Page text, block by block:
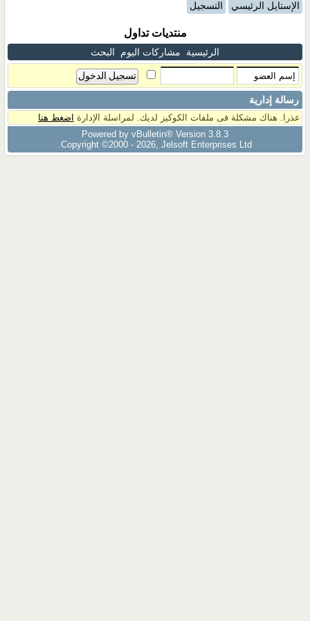
الإستايل الرئيسي التسجيل
منتديات تداول
الرئيسية مشاركات اليوم البحث
رسالة إدارية
عذرا. هناك مشكلة فى ملفات الكوكيز لديك. لمراسلة الإدارة اضغط هنا
Powered by vBulletin® Version 3.8.3
Copyright ©2000 - 2026, Jelsoft Enterprises Ltd.